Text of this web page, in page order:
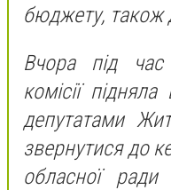
бюджету, також
Вчора під час
комісії
депутатами
звернутися до
обласної